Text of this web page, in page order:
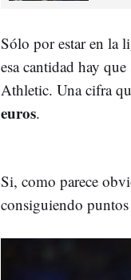
Sólo por estar en la
esa cantidad hay
Athletic. Una cifra
euros.
Si, como parece
consiguiendo